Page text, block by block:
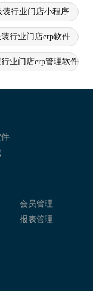
装行业门店小程序
行业门店erp软件
业门店erp管理软件
装行业门店erp
业门店分销管理系统
会员管理
报表管理